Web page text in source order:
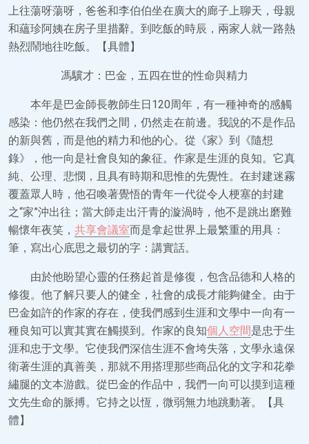
上往蕩呀蕩呀，爸爸和李伯伯坐在廣大的廊子上聊天，母親
和蘊珍阿姨在房子里措辭。到吃飯的時辰，兩家人就一路熱
熱烈鬧地往吃飯。【具體】
馮驥才：巴金，五四在世的性命與精力
本年是巴金師長教師生日120周年，有一種神奇的感觸
感染：他仍然在我們之間，仍然走在前邊。我說的不是作品
的新與舊，而是他的精力和他的心。從《家》到《隨想
錄》，他一向是社會良知的象征。作家是生涯的良知。它真
純、公理、悲憫，且具有時期和思惟的先覺性。在封建迷霧
覆蓋眾人時，他召喚著覺悟的青年一代從令人梗塞的封建
之“家”沖出往；當大師走出汗青的漩渦時，他不是跳出磨難
暢懷年夜笑， 共享會議室而是拿起世界上最繁重的用具：
筆，寫出心底思之最切的字：講實話。
由於他盼望心靈的任務起首是修復，包含品德和人格的
修復。他了解只要人的健全，社會的成長才能夠健全。由于
巴金如許的作家的存在，使我們感到生涯和文學中一向有一
種良知可以實其實在觸摸到。作家的良知個人空間是忠于生
涯和忠于文學。它使我們深信生涯不會垮失落，文學永遠保
衛著生涯的真善美，那就不用搭理那些商品化的文字和花拳
繡腿的文本游戲。從巴金的作品中，我們一向可以摸到這種
文先生命的脈搏。它持之以恆，微弱無力地跳動著。【具
體】